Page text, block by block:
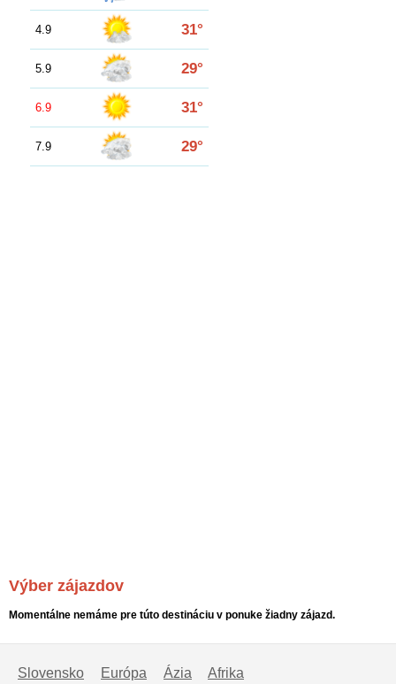
4.9 31°
5.9 29°
6.9 31°
7.9 29°
Výber zájazdov
Momentálne nemáme pre túto destináciu v ponuke žiadny zájazd.
Slovensko Európa Ázia Afrika